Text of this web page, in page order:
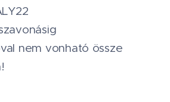
nem vonható össze